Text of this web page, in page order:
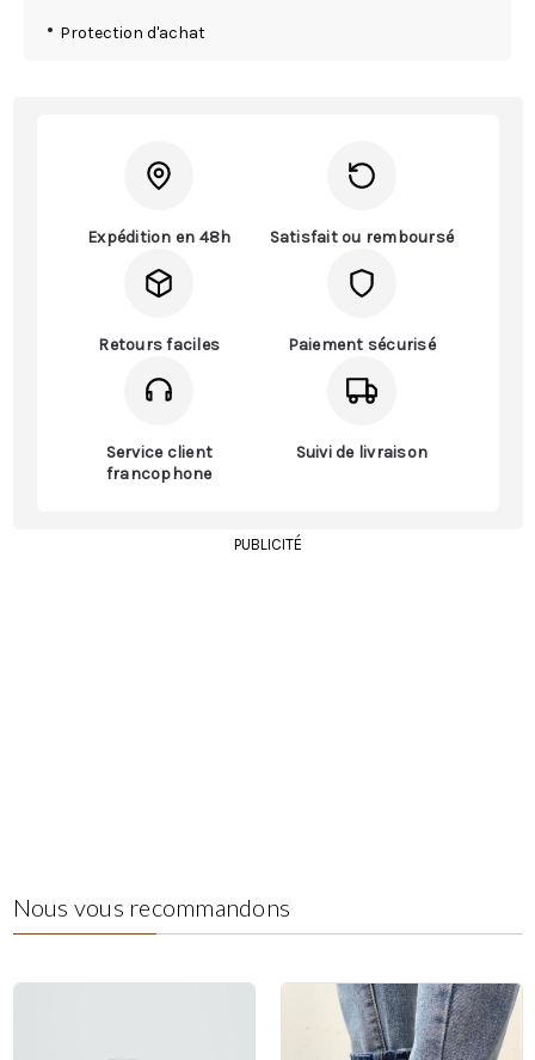
Protection d'achat
Expédition en 48h Satisfait ou remboursé
Retours faciles Paiement sécurisé
Service client
francophone
Suivi de livraison
PUBLICITÉ
Nous vous recommandons